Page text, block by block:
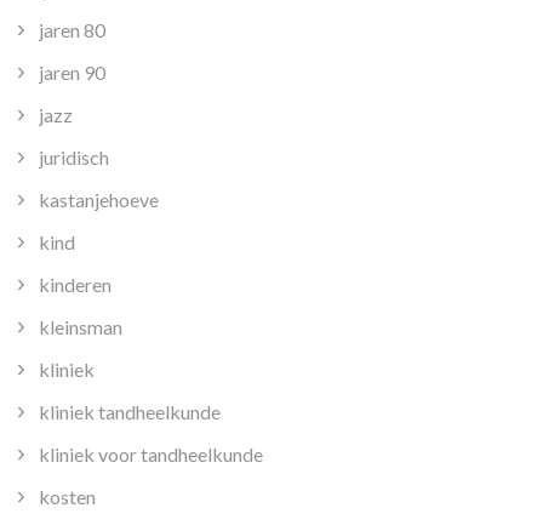
jaren 80
jaren 90
jazz
juridisch
kastanjehoeve
kind
kinderen
kleinsman
kliniek
kliniek tandheelkunde
kliniek voor tandheelkunde
kosten